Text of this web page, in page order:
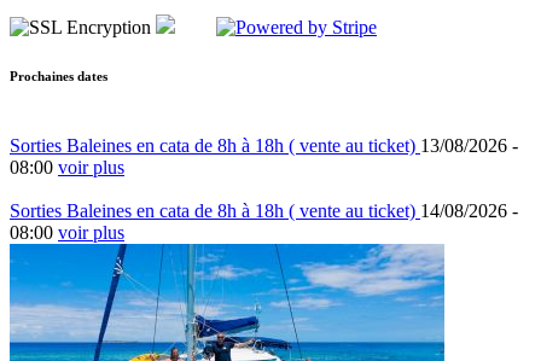
Prochaines dates
Sorties Baleines en cata de 8h à 18h ( vente au ticket) 13/08/2026 -
08:00 voir plus
Sorties Baleines en cata de 8h à 18h ( vente au ticket) 14/08/2026 -
08:00 voir plus